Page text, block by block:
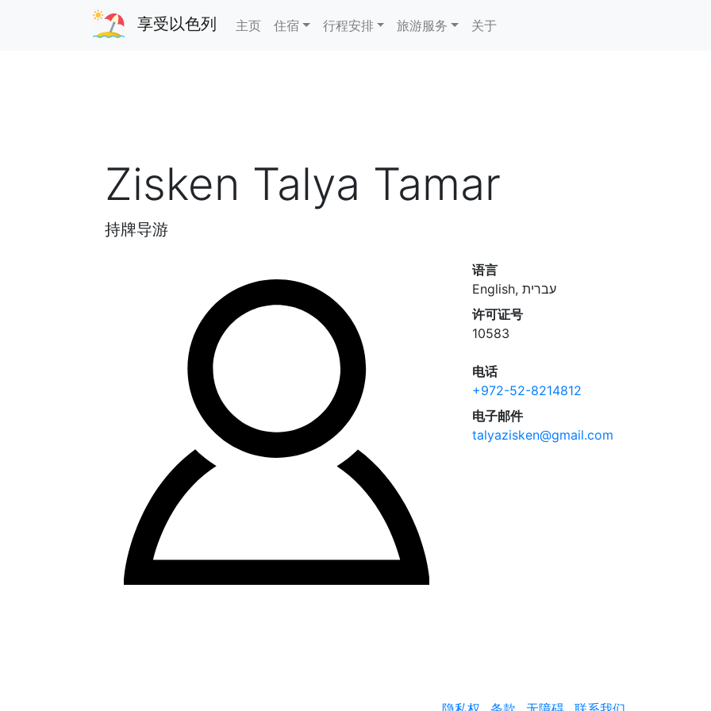
享受以色列 主页 住宿 行程安排 旅游服务 关于
Zisken Talya Tamar
持牌导游
语言
English, עברית
许可证号
10583
电话
+972-52-8214812
电子邮件
talyazisken@gmail.com